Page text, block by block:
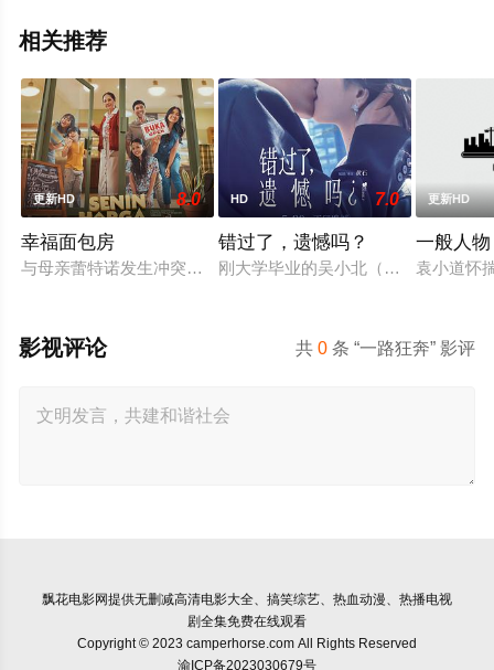
相关推荐
更新HD 8.0
幸福面包房
与母亲蕾特诺发生冲突后，穆蒂亚离家出走，决心证明自己的独
HD 7.0
错过了，遗憾吗？
刚大学毕业的吴小北（庄达菲 饰）
更新HD
一般人物
袁小道怀
共0 条 “一路狂奔” 影评
影视评论
飘花电影网提供无删减高清电影大全、搞笑综艺、热血动漫、热播电视
剧全集免费在线观看
Copyright © 2023 camperhorse.com All Rights Reserved
渝ICP备2023030679号